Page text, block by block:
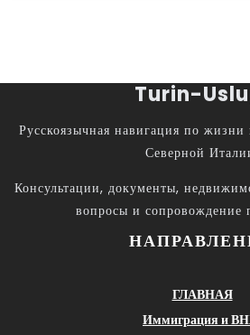
Turin-
Русскоязычная навигация по
Северной
Консультации, документы,
вопросы и сопровождение
ГЛАВНАЯ
Иммиграция и